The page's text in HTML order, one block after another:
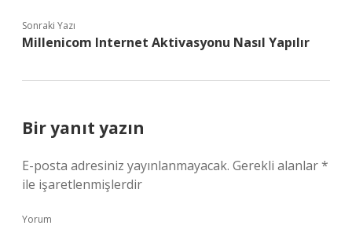
Sonraki Yazı
Millenicom Internet Aktivasyonu Nasıl Yapılır
Bir yanıt yazın
E-posta adresiniz yayınlanmayacak. Gerekli alanlar*
ile işaretlenmişlerdir
Yorum